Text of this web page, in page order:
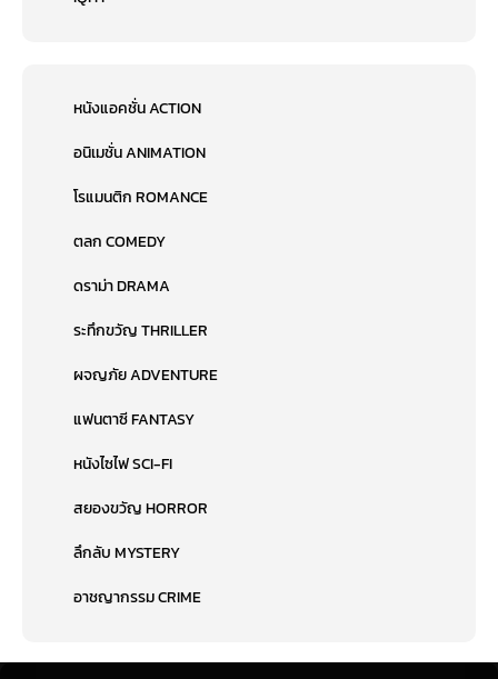
หนังแอคชั่น ACTION
อนิเมชั่น ANIMATION
โรแมนติก ROMANCE
ตลก COMEDY
ดราม่า DRAMA
ระทึกขวัญ THRILLER
ผจญภัย ADVENTURE
แฟนตาซี FANTASY
หนังไซไฟ SCI-FI
สยองขวัญ HORROR
ลึกลับ MYSTERY
อาชญากรรม CRIME